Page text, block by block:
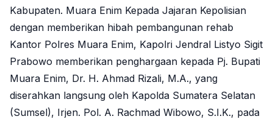
Kabupaten. Muara Enim Kepada Jajaran Kepolisian
dengan memberikan hibah pembangunan rehab
Kantor Polres Muara Enim, Kapolri Jendral Listyo Sigit
Prabowo memberikan penghargaan kepada Pj. Bupati
Muara Enim, Dr. H. Ahmad Rizali, M.A., yang
diserahkan langsung oleh Kapolda Sumatera Selatan
(Sumsel), Irjen. Pol. A. Rachmad Wibowo, S.I.K., pada